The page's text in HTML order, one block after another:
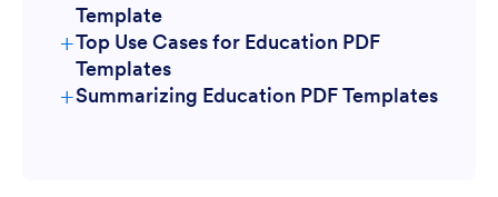
Template
+Top Use Cases for Education PDF
Templates
For Managers
+Summarizing Education PDF Templates